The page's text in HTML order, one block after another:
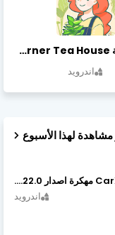
تحميل لعبة Little Corner Tea House مهكرة أخر إصدار
اندرويد
مشاهدة لهذا الأسبوع
تحميل لعبة CarX Drift Racing 2 مهكرة اصدار v1.22.0
اندرويد